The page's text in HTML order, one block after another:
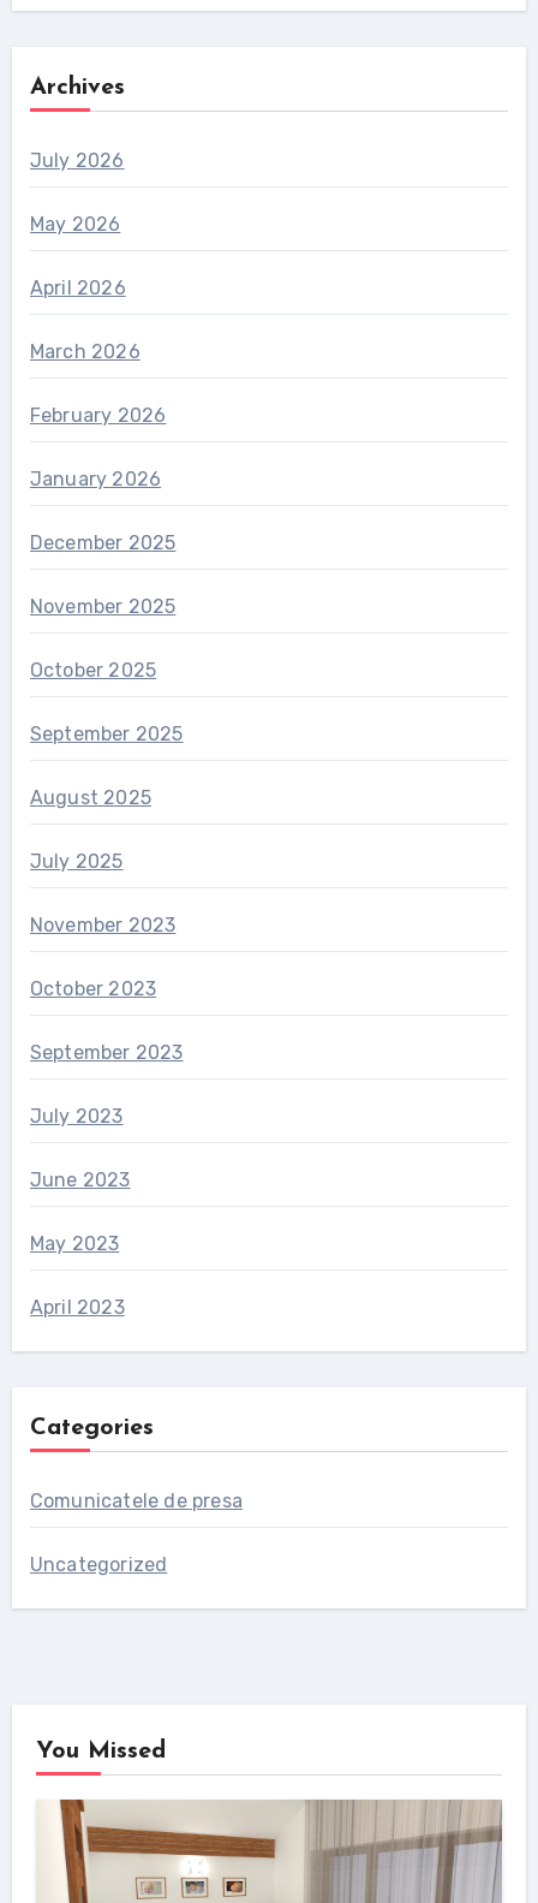
Archives
July 2026
May 2026
April 2026
March 2026
February 2026
January 2026
December 2025
November 2025
October 2025
September 2025
August 2025
July 2025
November 2023
October 2023
September 2023
July 2023
June 2023
May 2023
April 2023
Categories
Comunicatele de presa
Uncategorized
You Missed